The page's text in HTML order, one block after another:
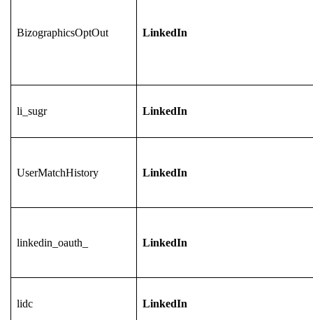
BizographicsOptOut LinkedIn
li_sugr LinkedIn
UserMatchHistory LinkedIn
linkedin_oauth_ LinkedIn
lidc LinkedIn